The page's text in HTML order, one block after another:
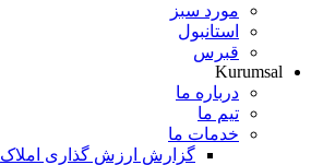
مورد سبز
استانبول
قبرس
Kurumsal
درباره ما
تیم ما
خدمات ما
گزارش ارزش گذاری املاک